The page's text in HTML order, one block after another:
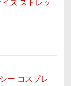
ズ ストレッ
ー コスプレ